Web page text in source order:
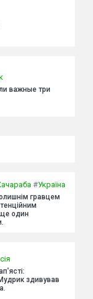
важные три
#Україна
гравцем
один
здивував